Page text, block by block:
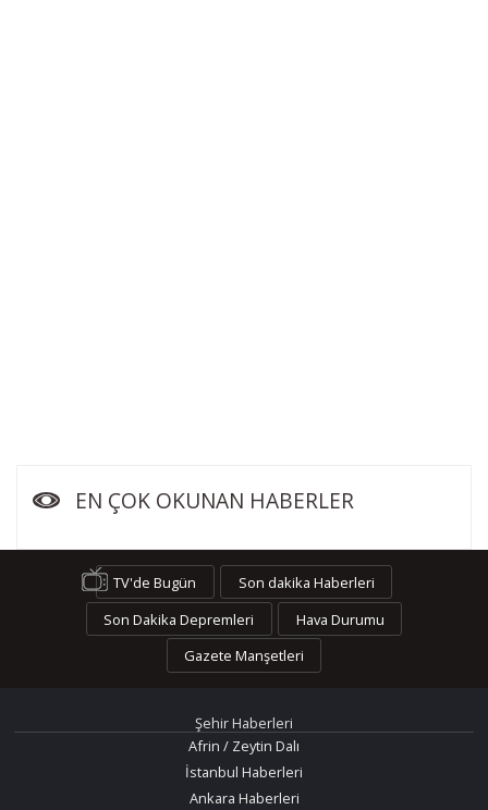
EN ÇOK OKUNAN HABERLER
TV'de Bugün
Son dakika Haberleri
Son Dakika Depremleri
Hava Durumu
Gazete Manşetleri
Şehir Haberleri
Afrin / Zeytin Dalı
İstanbul Haberleri
Ankara Haberleri